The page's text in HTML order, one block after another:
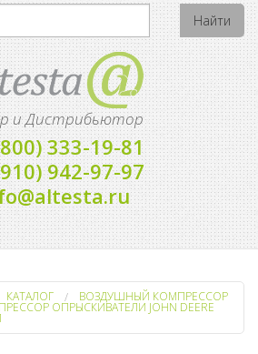
и Дистрибьютор
333-19-81
942-97-97
КАТАЛОГ ВОЗДУШНЫЙ КОМПРЕССОР
ОПРЫСКИВАТЕЛИ JOHN DEERE